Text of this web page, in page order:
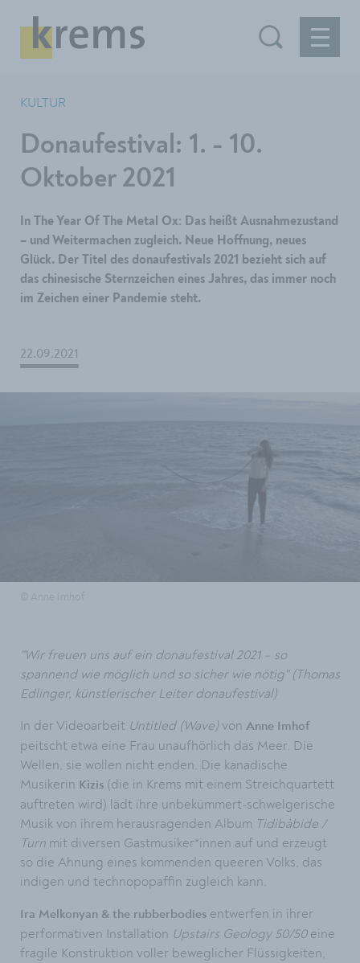
KULTUR
Donaufestival: 1. - 10.
Oktober 2021
In The Year Of The Metal Ox: Das heißt Ausnahmezustand
– und Weitermachen zugleich. Neue Hoffnung, neues
Glück. Der Titel des donaufestivals 2021 bezieht sich auf
das chinesische Sternzeichen eines Jahres, das immer noch
im Zeichen einer Pandemie steht.
22.09.2021
"Wir freuen uns auf ein donaufestival 2021 – so
spannend wie möglich und so sicher wie nötig" (Thomas
Edlinger, künstlerischer Leiter donaufestival)
In der Videoarbeit Untitled (Wave) von Anne Imhof
peitscht etwa eine Frau unaufhörlich das Meer. Die
Wellen, sie wollen nicht enden. Die kanadische
Musikerin Kìzis (die in Krems mit einem Streichquartett
auftreten wird) lädt ihre unbekümmert-schwelgerische
Musik von ihrem herausragenden Album Tidibàbide /
Turn mit diversen Gastmusiker*innen auf und erzeugt
so die Ahnung eines kommenden queeren Volks, das
indigen und technopopaffin zugleich kann.
Ira Melkonyan & the rubberbodies entwerfen in ihrer
performativen Installation Upstairs Geology 50/50 eine
fragile Konstruktion voller beweglicher Flüssigkeiten,